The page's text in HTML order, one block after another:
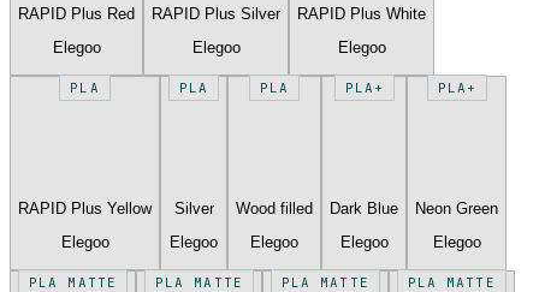
RAPID Plus Red
Elegoo
RAPID Plus Silver
Elegoo
RAPID Plus White
Elegoo
PLA
RAPID Plus Yellow
Elegoo
PLA
Silver
Elegoo
PLA
Wood filled
Elegoo
PLA+
Dark Blue
Elegoo
PLA+
Neon Green
Elegoo
PLA MATTE PLA MATTE PLA MATTE PLA MATTE